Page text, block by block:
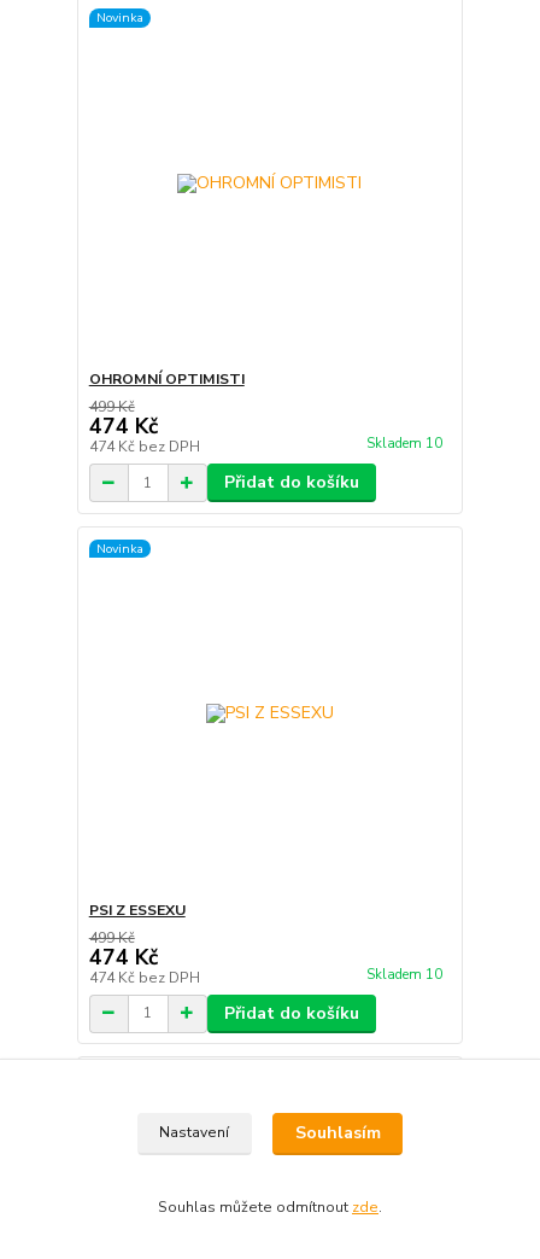
Novinka
OHROMNÍ OPTIMISTI
499 Kč
474 Kč
474 Kč bez DPH Skladem 10
Přidat do košíku
Novinka
PSI Z ESSEXU
499 Kč
474 Kč
474 Kč bez DPH Skladem 10
Přidat do košíku
Nastavení Souhlasím
Souhlas můžete odmítnout zde.